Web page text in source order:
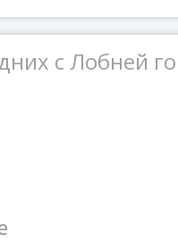
с Лобней